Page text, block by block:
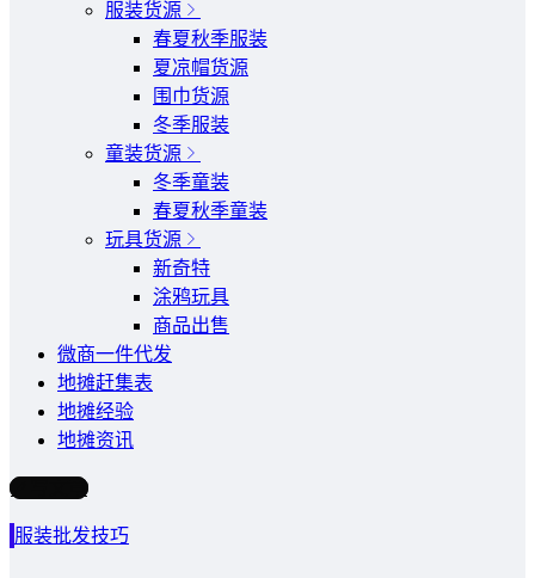
服装货源
春夏秋季服装
夏凉帽货源
围巾货源
冬季服装
童装货源
冬季童装
春夏秋季童装
玩具货源
新奇特
涂鸦玩具
商品出售
微商一件代发
地摊赶集表
地摊经验
地摊资讯
写文章
服装批发技巧